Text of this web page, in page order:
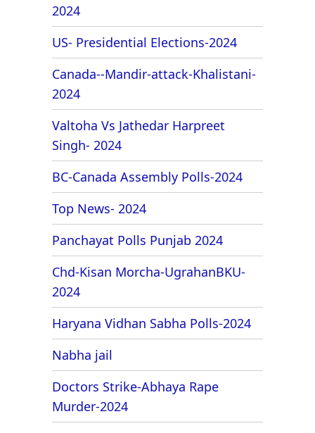
2024
US- Presidential Elections-2024
Canada--Mandir-attack-Khalistani-
2024
Valtoha Vs Jathedar Harpreet
Singh- 2024
BC-Canada Assembly Polls-2024
Top News- 2024
Panchayat Polls Punjab 2024
Chd-Kisan Morcha-UgrahanBKU-
2024
Haryana Vidhan Sabha Polls-2024
Nabha jail
Doctors Strike-Abhaya Rape
Murder-2024